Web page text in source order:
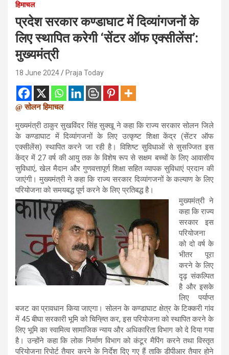
हिमाचल
प्रदेश सरकार कण्डाघाट में दिव्यांगजनों के
लिए स्थापित करेगी ‘सेंटर ऑफ एक्सीलेंस’:
मुख्यमंत्री
18 June 2024 Praja Today
@ सोलन हिमाचल
मुख्यमंत्री ठाकुर सुखविंदर सिंह सुक्खू ने कहा कि राज्य सरकार सोलन जिले
के कण्डाघाट में दिव्यांगजनों के लिए उत्कृष्ट शिक्षा केंद्र (सेंटर ऑफ
एक्सीलेंस) स्थापित करने जा रही है। विशिष्ट सुविधाओं से सुसज्जित इस
केंद्र में 27 वर्ष की आयु तक के विशेष रूप से सक्षम बच्चों के लिए आवासीय
सुविधाएं, खेल मैदान और गुणवत्तापूर्ण शिक्षा सहित व्यापक सुविधाएं प्रदान की
जाएंगी। मुख्यमंत्री ने कहा कि राज्य सरकार दिव्यांगजनों के कल्याण के लिए
परियोजना को समयबद्ध पूर्ण करने के लिए प्रतिबद्ध है।
मुख्यमंत्री ने
कहा कि राज्य
सरकार इस
परियोजना
को दो वर्ष के
भीतर पूरा
करने के लिए
दृढ़ संकल्पित
है और इसके
लिए पर्याप्त
बजट का प्रावधान किया जाएगा। सोलन के कण्डाघाट क्षेत्र के टिक्करी गांव
में 45 बीघा सरकारी भूमि को चिन्ह्ति कर, इस परियोजना को स्थापित करने के
लिए भूमि का स्वामित्व सामाजिक न्याय और अधिकारिता विभाग को दे दिया गया
है। उन्होंने कहा कि लोक निर्माण विभाग को कंटूर मैपिंग करने तथा विस्तृत
परियोजना रिपोर्ट तैयार करने के निर्देश दिए गए हैं ताकि डीपीआर तैयार होने